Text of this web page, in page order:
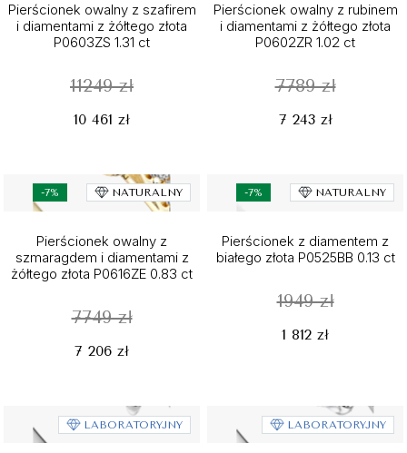
Pierścionek owalny z szafirem
i diamentami z żółtego złota
P0603ZS 1.31 ct
11249 zł
10 461 zł
Pierścionek owalny z rubinem
i diamentami z żółtego złota
P0602ZR 1.02 ct
7789 zł
7 243 zł
-7% NATURALNY
Pierścionek owalny z
szmaragdem i diamentami z
żółtego złota P0616ZE 0.83 ct
7749 zł
7 206 zł
-7% NATURALNY
Pierścionek z diamentem z
białego złota P0525BB 0.13 ct
1949 zł
1 812 zł
LABORATORYJNY LABORATORYJNY